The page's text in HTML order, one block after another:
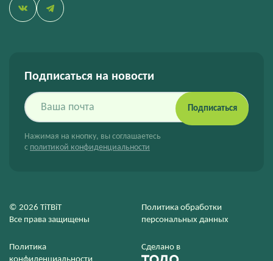
Подписаться на новости
Подписаться
Нажимая на кнопку, вы соглашаетесь
с политикой конфиденциальности
© 2026 TiTBiT
Все права защищены
Политика обработки
персональных данных
Политика
Сделано в